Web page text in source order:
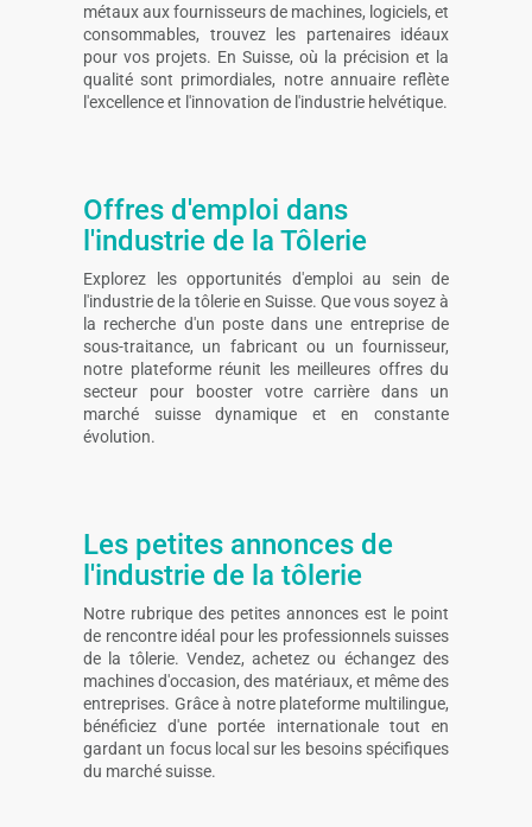
métaux aux fournisseurs de machines, logiciels, et
consommables, trouvez les partenaires idéaux
pour vos projets. En Suisse, où la précision et la
qualité sont primordiales, notre annuaire reflète
l'excellence et l'innovation de l'industrie helvétique.
Offres d'emploi dans
l'industrie de la Tôlerie
Explorez les opportunités d'emploi au sein de
l'industrie de la tôlerie en Suisse. Que vous soyez à
la recherche d'un poste dans une entreprise de
sous-traitance, un fabricant ou un fournisseur,
notre plateforme réunit les meilleures offres du
secteur pour booster votre carrière dans un
marché suisse dynamique et en constante
évolution.
Les petites annonces de
l'industrie de la tôlerie
Notre rubrique des petites annonces est le point
de rencontre idéal pour les professionnels suisses
de la tôlerie. Vendez, achetez ou échangez des
machines d'occasion, des matériaux, et même des
entreprises. Grâce à notre plateforme multilingue,
bénéficiez d'une portée internationale tout en
gardant un focus local sur les besoins spécifiques
du marché suisse.